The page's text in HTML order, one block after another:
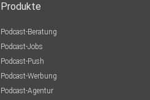
Produkte
Podcast-Beratung
Podcast-Jobs
Podcast-Push
Podcast-Werbung
Podcast-Agentur